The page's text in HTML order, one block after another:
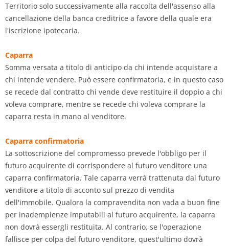
Territorio solo successivamente alla raccolta dell'assenso alla
cancellazione della banca creditrice a favore della quale era
l'iscrizione ipotecaria.
Caparra
Somma versata a titolo di anticipo da chi intende acquistare a
chi intende vendere. Può essere confirmatoria, e in questo caso
se recede dal contratto chi vende deve restituire il doppio a chi
voleva comprare, mentre se recede chi voleva comprare la
caparra resta in mano al venditore.
Caparra confirmatoria
La sottoscrizione del compromesso prevede l'obbligo per il
futuro acquirente di corrispondere al futuro venditore una
caparra confirmatoria. Tale caparra verrà trattenuta dal futuro
venditore a titolo di acconto sul prezzo di vendita
dell'immobile. Qualora la compravendita non vada a buon fine
per inadempienze imputabili al futuro acquirente, la caparra
non dovrà essergli restituita. Al contrario, se l'operazione
fallisce per colpa del futuro venditore, quest'ultimo dovrà